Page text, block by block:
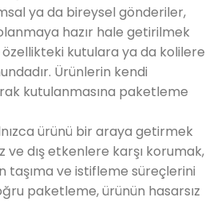
ya da bireysel gönderiler,
hazır hale getirilmek
kutulara ya da kolilere
Ürünlerin kendi
kutulanmasına paketleme
ürünü bir araya getirmek
ve dış etkenlere karşı korumak,
taşıma ve istifleme süreçlerini
paketleme, ürünün hasarsız